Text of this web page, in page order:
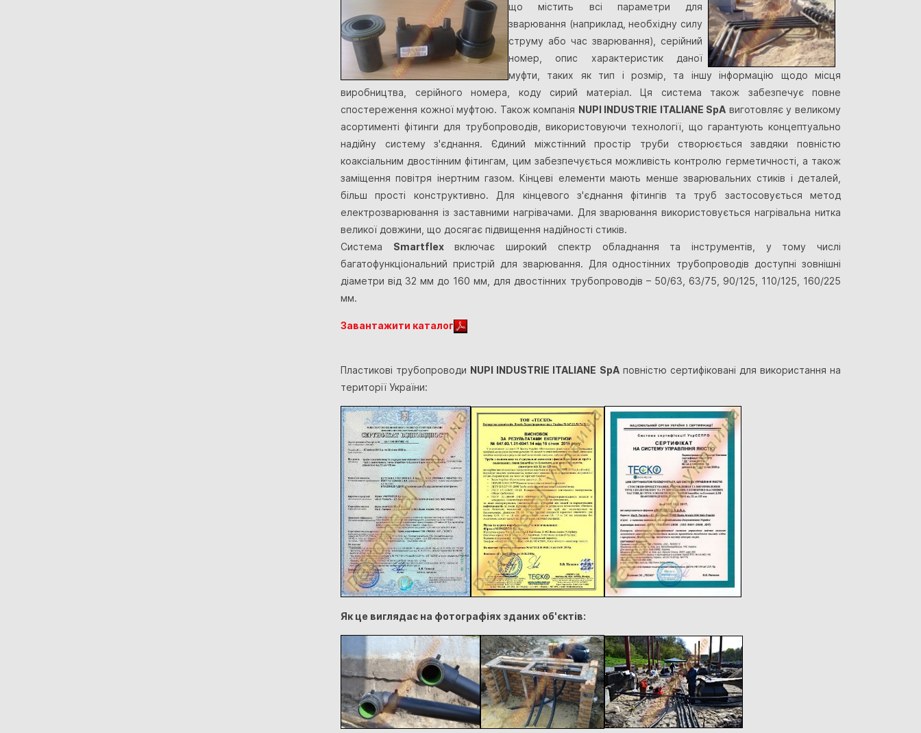
що містить всі параметри для
зварювання (наприклад, необхідну силу
струму або час зварювання), серійний
номер, опис характеристик даної
муфти, таких як тип і розмір, та іншу інформацію щодо місця
виробництва, серійного номера, коду сирий матеріал. Ця система також забезпечує повне
спостереження кожної муфтою. Також компанія NUPI INDUSTRIE ITALIANE SpA виготовляє у великому
асортименті фітинги для трубопроводів, використовуючи технології, що гарантують концептуально
надійну систему з'єднання. Єдиний міжстінний простір труби створюється завдяки повністю
коаксіальним двостінним фітингам, цим забезпечується можливість контролю герметичності, а також
заміщення повітря інертним газом. Кінцеві елементи мають менше зварювальних стиків і деталей,
більш прості конструктивно. Для кінцевого з'єднання фітингів та труб застосовується метод
електрозварювання із заставними нагрівачами. Для зварювання використовується нагрівальна нитка
великої довжини, що досягає підвищення надійності стиків.
Система Smartflexвключає широкий спектр обладнання та інструментів, у тому числі
багатофункціональний пристрій для зварювання. Для одностінних трубопроводів доступні зовнішні
діаметри від 32 мм до 160 мм, для двостінних трубопроводів – 50/63, 63/75, 90/125, 110/125, 160/225
мм.
Завантажити каталог
Пластикові трубопроводи NUPI INDUSTRIE ITALIANE SpAповністю сертифіковані для використання на
території України:
Як це виглядає на фотографіях зданих об'єктів: